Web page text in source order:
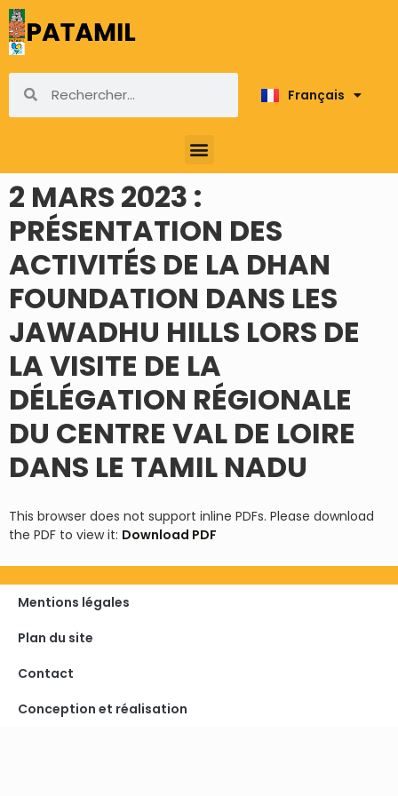
Français
English
2 MARS 2023 :
PRÉSENTATION DES
ACTIVITÉS DE LA DHAN
FOUNDATION DANS LES
JAWADHU HILLS LORS DE
LA VISITE DE LA
DÉLÉGATION RÉGIONALE
DU CENTRE VAL DE LOIRE
DANS LE TAMIL NADU
This browser does not support inline PDFs. Please download
the PDF to view it: Download PDF
Mentions légales
Plan du site
Contact
Conception et réalisation